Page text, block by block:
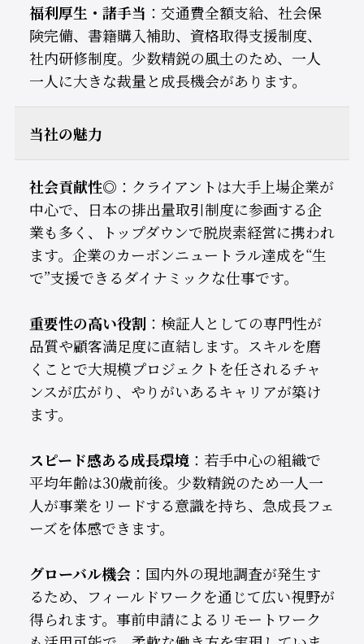
福利厚生・諸手当 ：交通費全額支給、社会保
険完備、書籍購入補助、資格取得支援制度、
社内研修制度。少数精鋭の風土のため、一人
一人に大きな裁量と成長機会があります。
当社の魅力
社会貢献性◎ ：クライアントは大手上場企業が
中心で、日本の排出量取引制度に参画する企
業も多く、トップダウンで脱炭素経営に携われ
ます。企業のカーボンニュートラル達成を“生
で”支援できるダイナミックな仕事です。
重要性の高い役割：検証人としての専門性が
品質や顧客満足度に直結します。スキルを磨
くことで大規模プロジェクトを任されるチャ
ンスが広がり、やりがいあるキャリアが築け
ます。
スピード感ある成長環境：若手中心の組織で
平均年齢は30歳前後。少数精鋭のため一人一
人が事業をリードする意識を持ち、急成長フェ
ーズを体感できます。
グローバル機会：国内外の現地調査が発生す
るため、フィールドワークを通じて広い視野が
得られます。事前申請によるリモートワーク